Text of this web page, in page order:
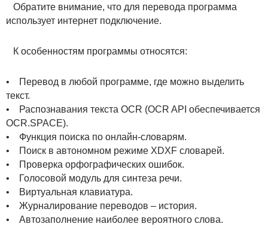
Обратите внимание, что для перевода программа
использует интернет подключение.
К особенностям программы относятся:
• Перевод в любой программе, где можно выделить
текст.
• Распознавания текста OCR (OCR API обеспечивается
OCR.SPACE).
• Функция поиска по онлайн-словарям.
• Поиск в автономном режиме XDXF словарей.
• Проверка орфографических ошибок.
• Голосовой модуль для синтеза речи.
• Виртуальная клавиатура.
• Журналирование переводов – история.
• Автозаполнение наиболее вероятного слова.